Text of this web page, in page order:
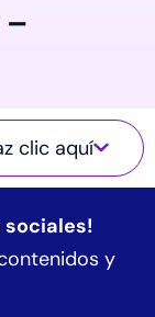
–
clic aquí
sociales!
y